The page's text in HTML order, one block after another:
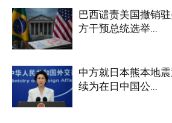
巴西谴责美国撤销
方干预总统选举...
中方就日本熊本地
续为在日中国公...